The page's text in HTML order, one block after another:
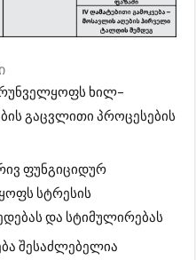
ხილ–
გაცვლითი პროცესების
ფუნგიციდურ
სტრესის
და სტიმულირებას
შესაძლებელია